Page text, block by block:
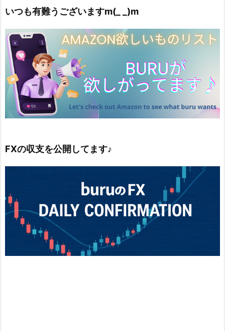
いつも有難うございますm(_ _)m
FXの収支を公開してます♪